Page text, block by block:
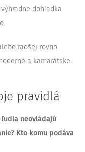
dohladka
radšej rovno
a kamarátske.
pravidlá
ľudia neovládajú
Kto komu podáva